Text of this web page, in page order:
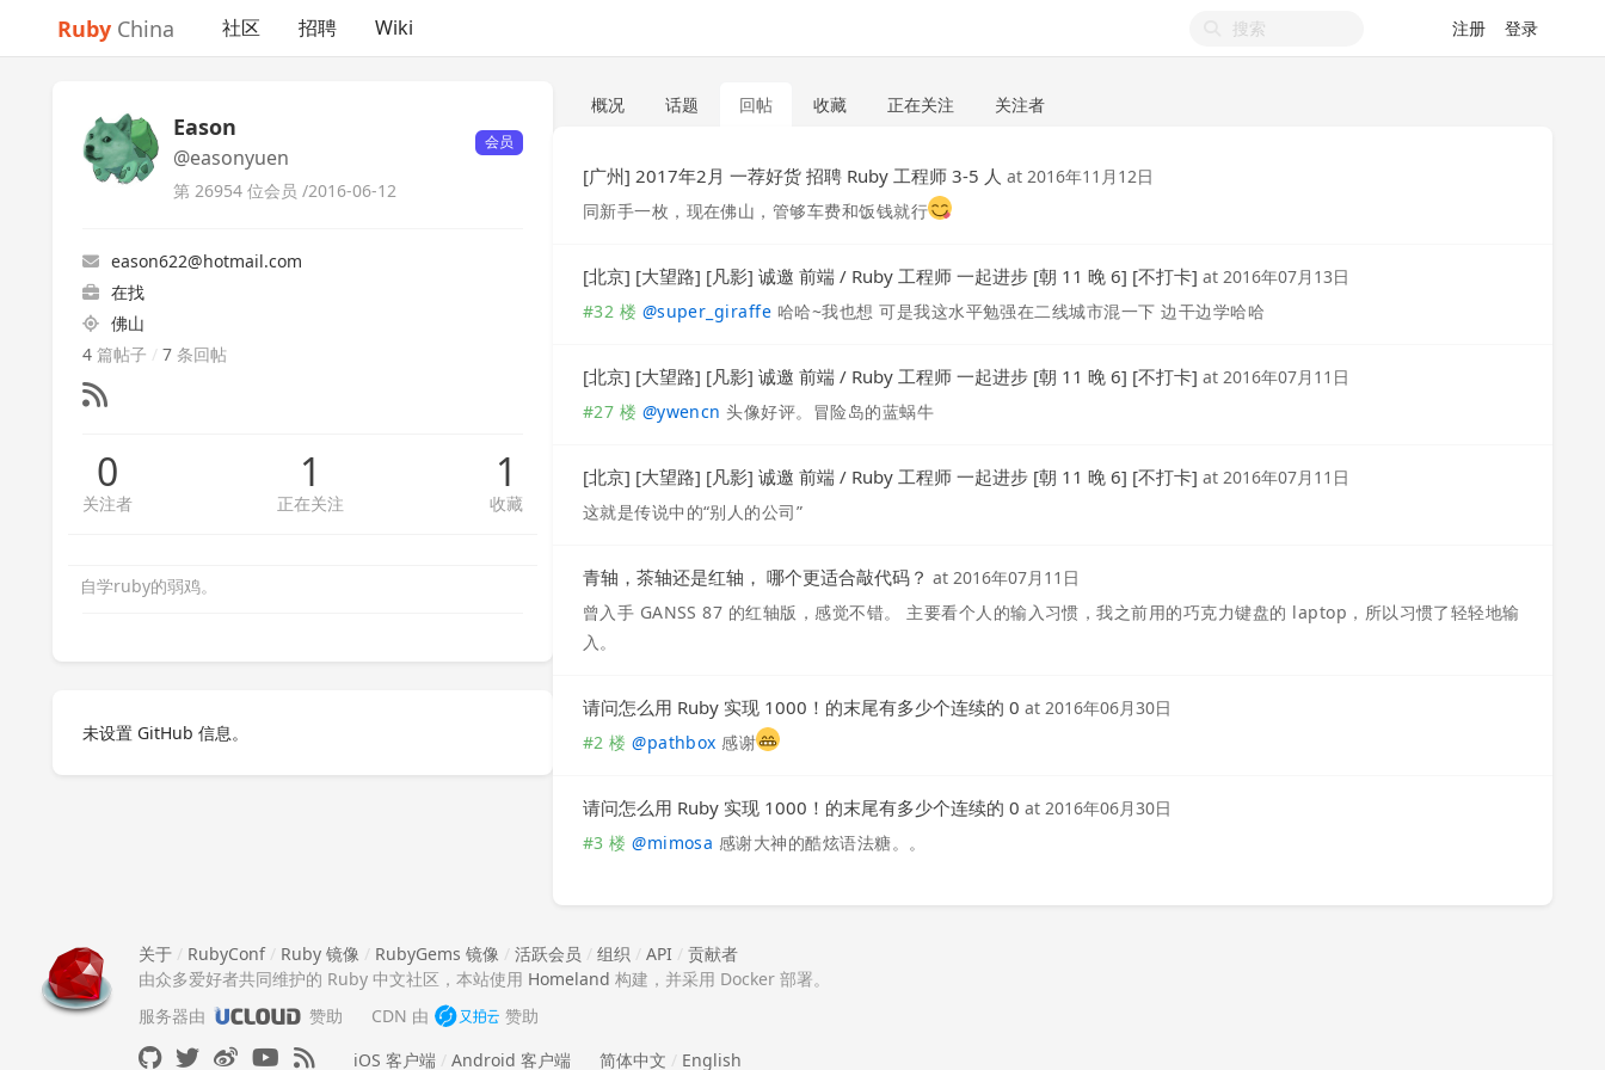
Ruby China 社区 招聘 Wiki 注册 登录
Eason
@easonyuen
会员
第 26954 位会员 /2016-06-12
eason622@hotmail.com
在找
佛山
4 篇帖子 / 7 条回帖
0
关注者
1
正在关注
1
收藏
自学ruby的弱鸡。
未设置 GitHub 信息。
概况 话题 回帖 收藏 正在关注 关注者
[广州] 2017年2月 一荐好货 招聘 Ruby 工程师 3-5 人 at 2016年11月12日
同新手一枚，现在佛山，管够车费和饭钱就行
[北京] [大望路] [凡影] 诚邀 前端 / Ruby 工程师 一起进步 [朝 11 晚 6] [不打卡] at 2016年07月13日
#32 楼 @super_giraffe 哈哈~我也想 可是我这水平勉强在二线城市混一下 边干边学哈哈
[北京] [大望路] [凡影] 诚邀 前端 / Ruby 工程师 一起进步 [朝 11 晚 6] [不打卡] at 2016年07月11日
#27 楼 @ywencn 头像好评。冒险岛的蓝蜗牛
[北京] [大望路] [凡影] 诚邀 前端 / Ruby 工程师 一起进步 [朝 11 晚 6] [不打卡] at 2016年07月11日
这就是传说中的“别人的公司”
青轴，茶轴还是红轴， 哪个更适合敲代码？ at 2016年07月11日
曾入手 GANSS 87 的红轴版，感觉不错。 主要看个人的输入习惯，我之前用的巧克力键盘的 laptop，所以习惯了轻轻地输
入。
请问怎么用 Ruby 实现 1000！的末尾有多少个连续的 0 at 2016年06月30日
#2 楼 @pathbox 感谢
请问怎么用 Ruby 实现 1000！的末尾有多少个连续的 0 at 2016年06月30日
#3 楼 @mimosa 感谢大神的酷炫语法糖。。
关于 / RubyConf/ Ruby 镜像 / RubyGems 镜像 / 活跃会员 / 组织 / API / 贡献者
由众多爱好者共同维护的 Ruby 中文社区，本站使用 Homeland 构建，并采用 Docker 部署。
服务器由
赞助 CDN 由
赞助
iOS 客户端 / Android 客户端 简体中文 / English